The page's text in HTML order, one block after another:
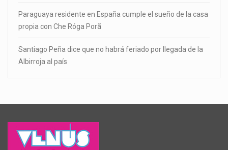
Paraguaya residente en España cumple el sueño de la casa
propia con Che Róga Porã
Santiago Peña dice que no habrá feriado por llegada de la
Albirroja al país